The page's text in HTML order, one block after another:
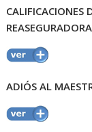
CALIFICACIONES
ADIÓS AL